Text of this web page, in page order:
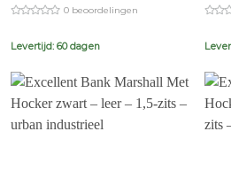
0 beoordelingen
Levertijd: 60 dagen